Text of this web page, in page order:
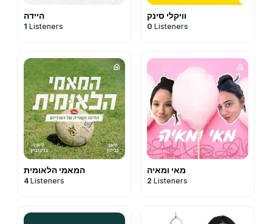
היידה
1 Listeners
וויקלי סינק
0 Listeners
המאמי הלאומית
4 Listeners
מאי ומאיה
2 Listeners